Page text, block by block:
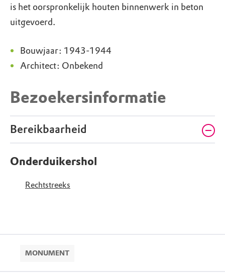
is het oorspronkelijk houten binnenwerk in beton
uitgevoerd.
Bouwjaar: 1943-1944
Architect: Onbekend
Bezoekersinformatie
Bereikbaarheid
Onderduikershol
Rechtstreeks
MONUMENT